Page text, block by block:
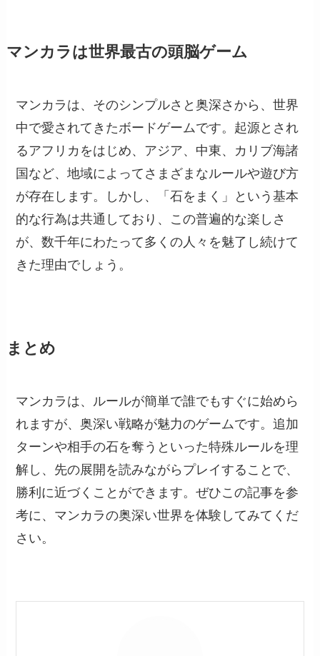
マンカラは世界最古の頭脳ゲーム
マンカラは、そのシンプルさと奥深さから、世界
中で愛されてきたボードゲームです。起源とされ
るアフリカをはじめ、アジア、中東、カリブ海諸
国など、地域によってさまざまなルールや遊び方
が存在します。しかし、「石をまく」という基本
的な行為は共通しており、この普遍的な楽しさ
が、数千年にわたって多くの人々を魅了し続けて
きた理由でしょう。
まとめ
マンカラは、ルールが簡単で誰でもすぐに始めら
れますが、奥深い戦略が魅力のゲームです。追加
ターンや相手の石を奪うといった特殊ルールを理
解し、先の展開を読みながらプレイすることで、
勝利に近づくことができます。ぜひこの記事を参
考に、マンカラの奥深い世界を体験してみてくだ
さい。